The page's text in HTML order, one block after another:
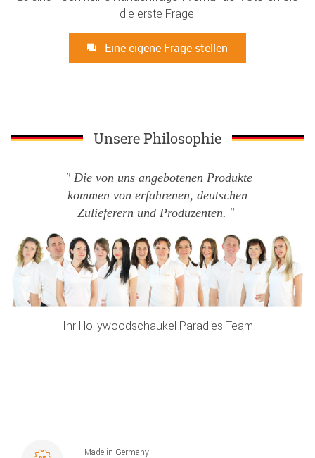
die erste Frage!
Eine eigene Frage stellen
Unsere Philosophie
Die von uns angebotenen Produkte
kommen von erfahrenen, deutschen
Zulieferern und Produzenten.
Ihr Hollywoodschaukel Paradies Team
Made in Germany